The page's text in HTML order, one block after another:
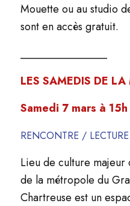
Mouette ou au studio
sont en accès gratuit.
________________
LES SAMEDIS DE
Samedi 7 mars à 15h
RENCONTRE / LECTURE
Lieu de culture
de la métropole du
Chartreuse est un